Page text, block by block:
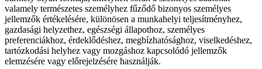
valamely természetes személyhez fűződő bizonyos személyes
jellemzők értékelésére, különösen a munkahelyi teljesítményhez,
gazdasági helyzethez, egészségi állapothoz, személyes
preferenciákhoz, érdeklődéshez, megbízhatósághoz, viselkedéshez,
tartózkodási helyhez vagy mozgáshoz kapcsolódó jellemzők
elemzésére vagy előrejelzésére használják.